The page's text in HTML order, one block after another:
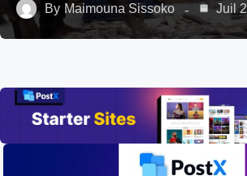
By Maimouna Sissoko Juil